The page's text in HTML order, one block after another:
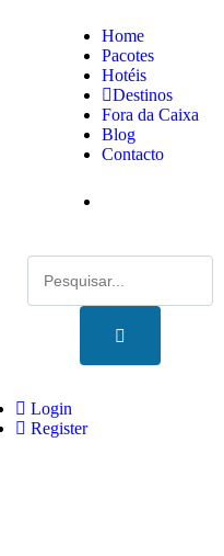
Home
Pacotes
Hotéis
Destinos
Fora da Caixa
Blog
Contacto
Login
Register